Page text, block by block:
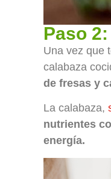
Paso
Una vez que
calabaza
de fresas y
La calabaza,
nutrientes
energía.